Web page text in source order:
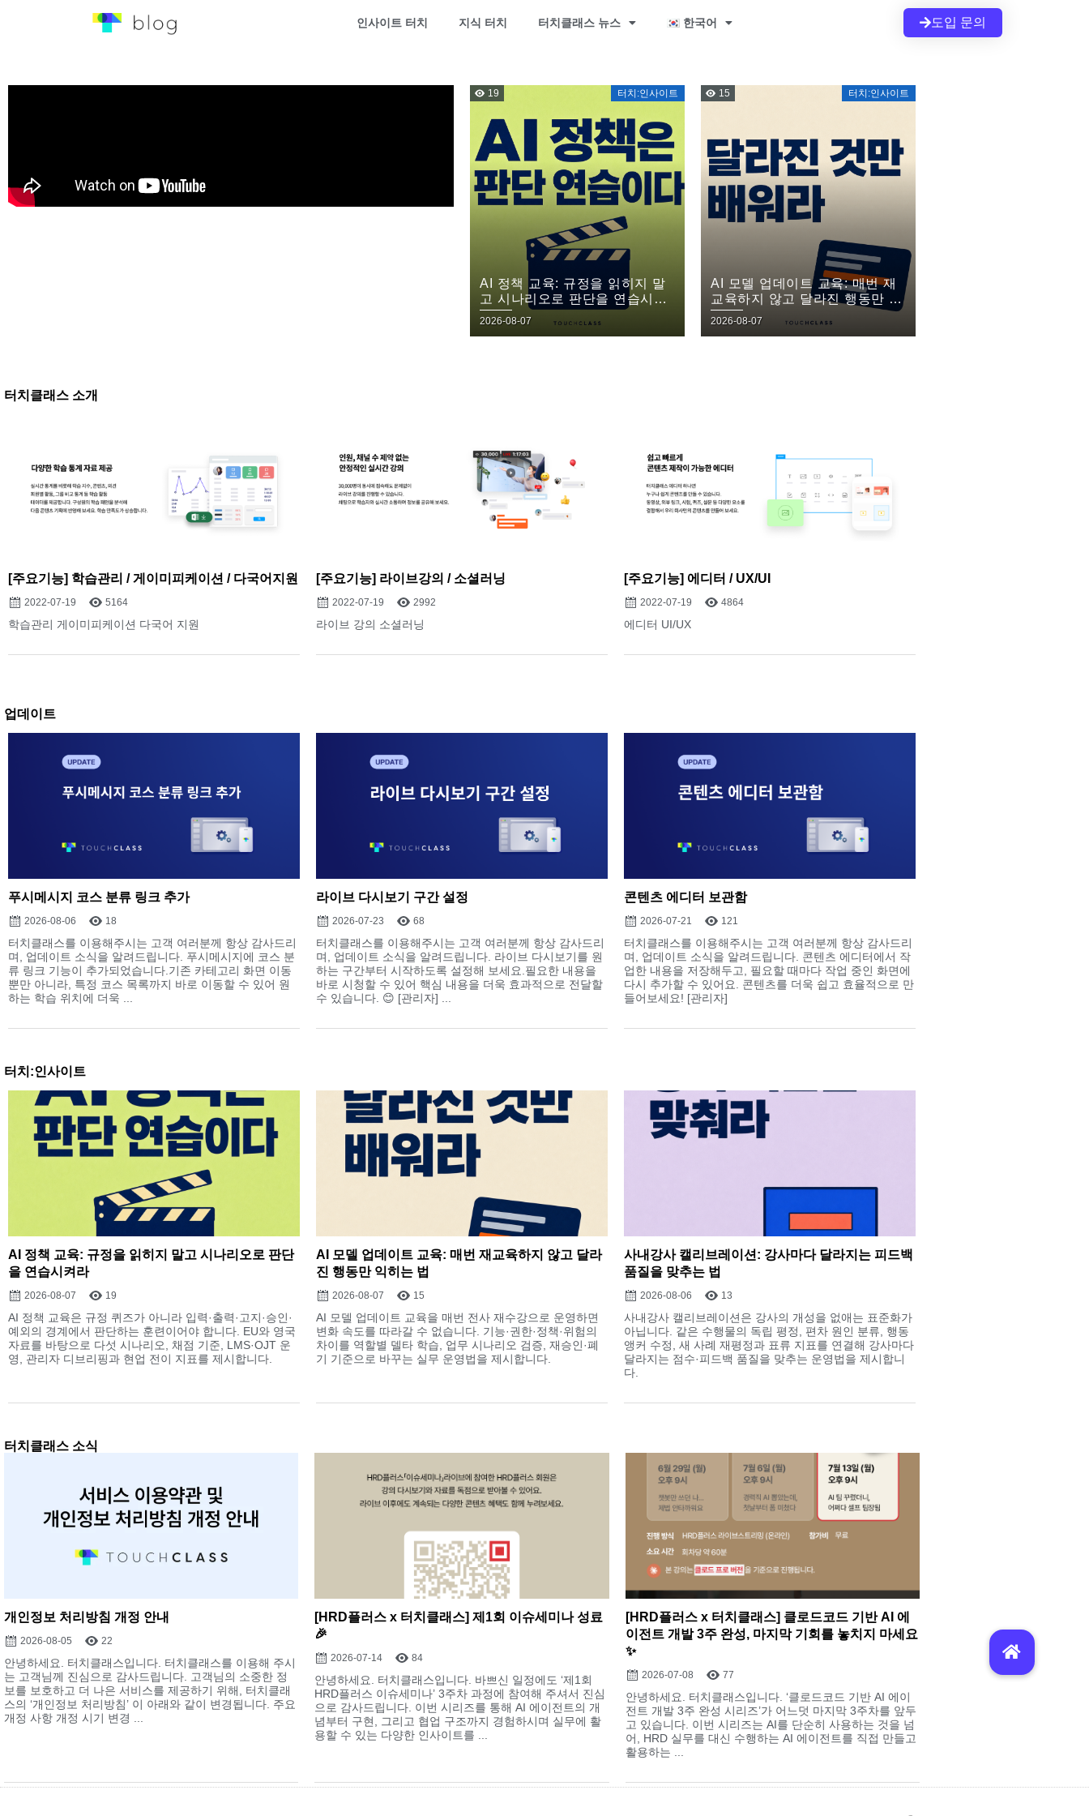
인사이트 터치 지식 터치 터치클래스 뉴스 한국어 도입 문의
19 터치:인사이트
AI 정책 교육: 규정을 읽히지 말
고 시나리오로 판단을 연습시켜
라
2026-08-07
15 터치:인사이트
AI 모델 업데이트 교육: 매번 재
교육하지 않고 달라진 행동만 익
히는 법
2026-08-07
터치클래스 소개
[주요기능] 학습관리 / 게이미피케이션 / 다국어지원
2022-07-19 5164
학습관리 게이미피케이션 다국어 지원
[주요기능] 라이브강의 / 소셜러닝
2022-07-19 2992
라이브 강의 소셜러닝
[주요기능] 에디터 / UX/UI
2022-07-19 4864
에디터 UI/UX
업데이트
푸시메시지 코스 분류 링크 추가
2026-08-06 18
터치클래스를 이용해주시는 고객 여러분께 항상 감사드리
며, 업데이트 소식을 알려드립니다. 푸시메시지에 코스 분
류 링크 기능이 추가되었습니다.기존 카테고리 화면 이동
뿐만 아니라, 특정 코스 목록까지 바로 이동할 수 있어 원
하는 학습 위치에 더욱 ...
라이브 다시보기 구간 설정
2026-07-23 68
터치클래스를 이용해주시는 고객 여러분께 항상 감사드리
며, 업데이트 소식을 알려드립니다. 라이브 다시보기를 원
하는 구간부터 시작하도록 설정해 보세요.필요한 내용을
바로 시청할 수 있어 핵심 내용을 더욱 효과적으로 전달할
수 있습니다. 😊 [관리자] ...
콘텐츠 에디터 보관함
2026-07-21 121
터치클래스를 이용해주시는 고객 여러분께 항상 감사드리
며, 업데이트 소식을 알려드립니다. 콘텐츠 에디터에서 작
업한 내용을 저장해두고, 필요할 때마다 작업 중인 화면에
다시 추가할 수 있어요. 콘텐츠를 더욱 쉽고 효율적으로 만
들어보세요! [관리자]
터치:인사이트
AI 정책 교육: 규정을 읽히지 말고 시나리오로 판단
을 연습시켜라
2026-08-07 19
AI 정책 교육은 규정 퀴즈가 아니라 입력·출력·고지·승인·
예외의 경계에서 판단하는 훈련이어야 합니다. EU와 영국
자료를 바탕으로 다섯 시나리오, 채점 기준, LMS·OJT 운
영, 관리자 디브리핑과 현업 전이 지표를 제시합니다.
AI 모델 업데이트 교육: 매번 재교육하지 않고 달라
진 행동만 익히는 법
2026-08-07 15
AI 모델 업데이트 교육을 매번 전사 재수강으로 운영하면
변화 속도를 따라갈 수 없습니다. 기능·권한·정책·위험의
차이를 역할별 델타 학습, 업무 시나리오 검증, 재승인·폐
기 기준으로 바꾸는 실무 운영법을 제시합니다.
사내강사 캘리브레이션: 강사마다 달라지는 피드백
품질을 맞추는 법
2026-08-06 13
사내강사 캘리브레이션은 강사의 개성을 없애는 표준화가
아닙니다. 같은 수행물의 독립 평정, 편차 원인 분류, 행동
앵커 수정, 새 사례 재평정과 표류 지표를 연결해 강사마다
달라지는 점수·피드백 품질을 맞추는 운영법을 제시합니
다.
터치클래스 소식
개인정보 처리방침 개정 안내
2026-08-05 22
안녕하세요. 터치클래스입니다. 터치클래스를 이용해 주시
는 고객님께 진심으로 감사드립니다. 고객님의 소중한 정
보를 보호하고 더 나은 서비스를 제공하기 위해, 터치클래
스의 ‘개인정보 처리방침’ 이 아래와 같이 변경됩니다. 주요
개정 사항 개정 시기 변경 ...
[HRD플러스 x 터치클래스] 제1회 이슈세미나 성료
🎉
2026-07-14 84
안녕하세요. 터치클래스입니다. 바쁘신 일정에도 ‘제1회
HRD플러스 이슈세미나’ 3주차 과정에 참여해 주셔서 진심
으로 감사드립니다. 이번 시리즈를 통해 AI 에이전트의 개
념부터 구현, 그리고 협업 구조까지 경험하시며 실무에 활
용할 수 있는 다양한 인사이트를 ...
[HRD플러스 x 터치클래스] 클로드코드 기반 AI 에
이전트 개발 3주 완성, 마지막 기회를 놓치지 마세요
✨
2026-07-08 77
안녕하세요. 터치클래스입니다. ‘클로드코드 기반 AI 에이
전트 개발 3주 완성 시리즈’가 어느덧 마지막 3주차를 앞두
고 있습니다. 이번 시리즈는 AI를 단순히 사용하는 것을 넘
어, HRD 실무를 대신 수행하는 AI 에이전트를 직접 만들고
활용하는 ...